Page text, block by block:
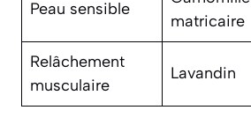
Peau sensible
matricaire
Relâchement
musculaire
Lavandin